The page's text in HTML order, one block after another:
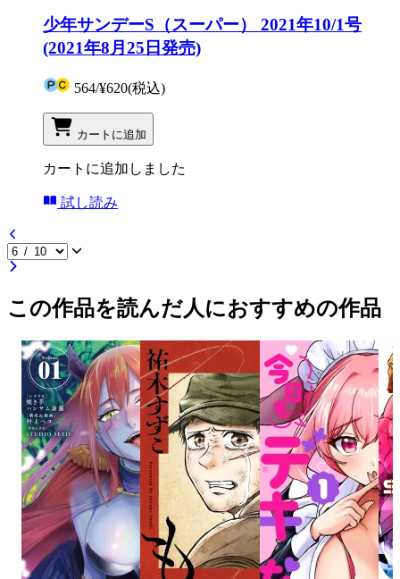
少年サンデーS（スーパー） 2021年10/1号
(2021年8月25日発売)
564/¥620(税込)
カートに追加
カートに追加しました
試し読み
この作品を読んだ人におすすめの作品